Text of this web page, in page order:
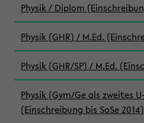
Physik / Diplom
Physik (GHR) / M.Ed.
Physik (GHR/SP) / M.Ed.
Physik (Gym/Ge als zweites
(Einschreibung bis SoSe 2014)